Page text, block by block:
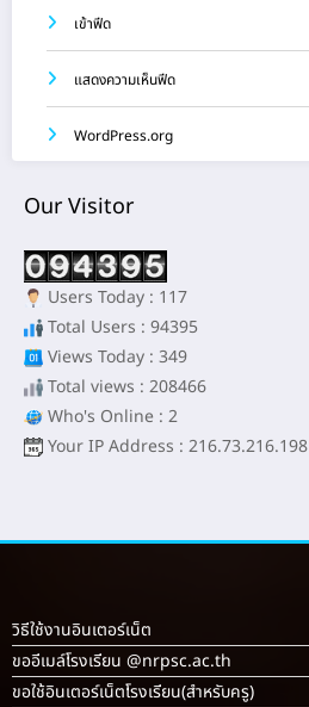
เข้าฟีด
แสดงความเห็นฟีด
WordPress.org
Our Visitor
Users Today : 117
Total Users : 94395
Views Today : 349
Total views : 208466
Who's Online : 2
Your IP Address : 216.73.216.198
วิธีใช้งานอินเตอร์เน็ต
ขออีเมล์โรงเรียน @nrpsc.ac.th
ขอใช้อินเตอร์เน็ตโรงเรียน(สำหรับครู)